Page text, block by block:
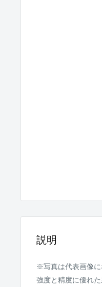
説明
※写真は代表画像に
強度と精度に優れ